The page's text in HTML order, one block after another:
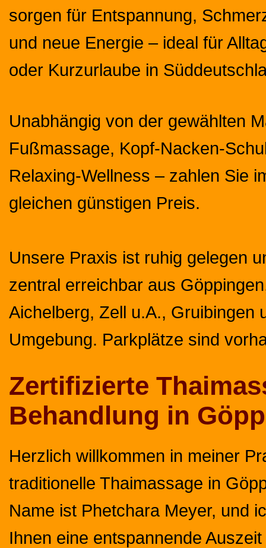
sorgen für Entspannung,
und neue Energie – ideal für
oder Kurzurlaube in
Unabhängig von der gewählten
Fußmassage, Kopf-Nacken-
Relaxing-Wellness – zahlen Sie
gleichen günstigen Preis.
Unsere Praxis ist ruhig gelegen
zentral erreichbar aus
Aichelberg, Zell u.A., Gruibingen
Umgebung. Parkplätze sind
Zertifizierte
Behandlung in
Herzlich willkommen in meiner
traditionelle Thaimassage in
Name ist Phetchara Meyer, und
Ihnen eine entspannende